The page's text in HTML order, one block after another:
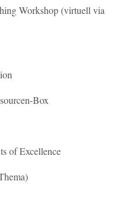
Workshop (virtuell via
Box
of Excellence